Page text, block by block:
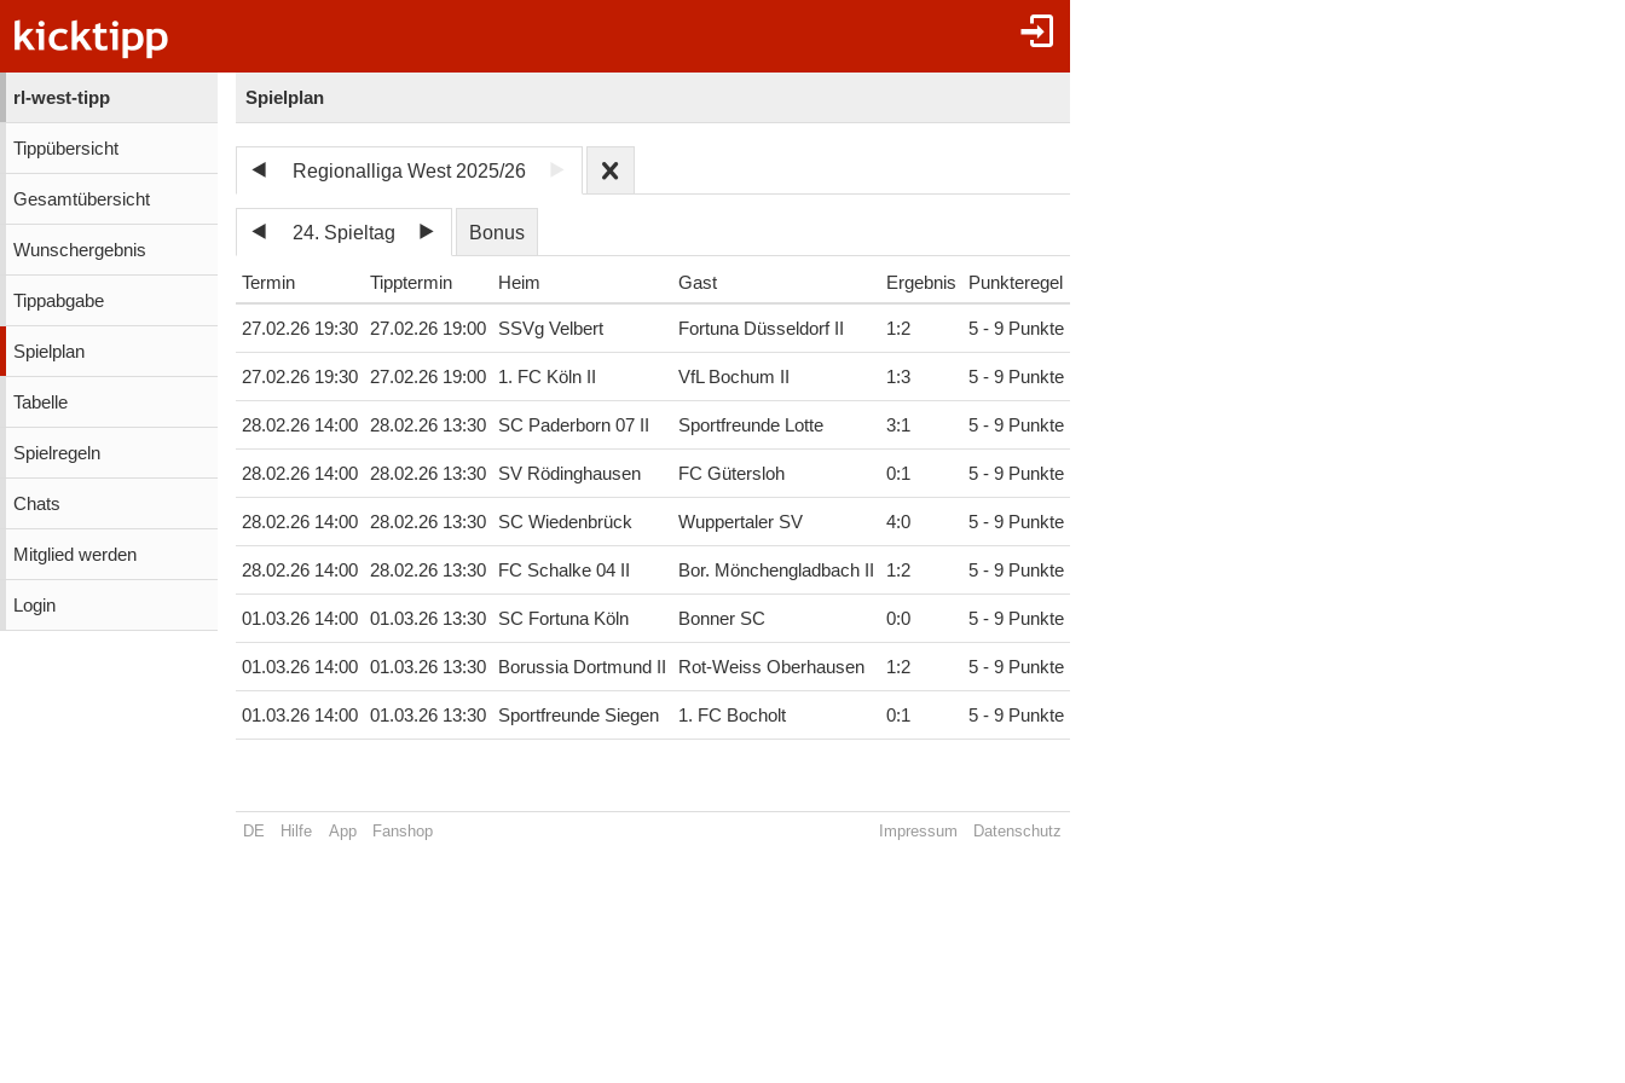
rl-west-tipp
Tippübersicht
Gesamtübersicht
Wunschergebnis
Tippabgabe
Spielplan
Tabelle
Spielregeln
Chats
Mitglied werden
Login
Spielplan
Regionalliga West 2025/26
24. Spieltag Bonus
Termin Tipptermin Heim Gast Ergebnis Punkteregel
27.02.26 19:30 27.02.26 19:00 SSVg Velbert Fortuna Düsseldorf II 1:2 5 - 9 Punkte
27.02.26 19:30 27.02.26 19:00 1. FC Köln II VfL Bochum II 1:3 5 - 9 Punkte
28.02.26 14:00 28.02.26 13:30 SC Paderborn 07 II Sportfreunde Lotte 3:1 5 - 9 Punkte
28.02.26 14:00 28.02.26 13:30 SV Rödinghausen FC Gütersloh 0:1 5 - 9 Punkte
28.02.26 14:00 28.02.26 13:30 SC Wiedenbrück Wuppertaler SV 4:0 5 - 9 Punkte
28.02.26 14:00 28.02.26 13:30 FC Schalke 04 II Bor. Mönchengladbach II 1:2 5 - 9 Punkte
01.03.26 14:00 01.03.26 13:30 SC Fortuna Köln Bonner SC 0:0 5 - 9 Punkte
01.03.26 14:00 01.03.26 13:30 Borussia Dortmund II Rot-Weiss Oberhausen 1:2 5 - 9 Punkte
01.03.26 14:00 01.03.26 13:30 Sportfreunde Siegen 1. FC Bocholt 0:1 5 - 9 Punkte
DE Hilfe App Fanshop Impressum Datenschutz